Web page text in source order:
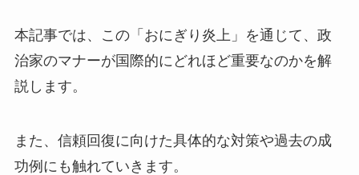
本記事では、この「おにぎり炎上」を通じて、政
治家のマナーが国際的にどれほど重要なのかを解
説します。
また、信頼回復に向けた具体的な対策や過去の成
功例にも触れていきます。